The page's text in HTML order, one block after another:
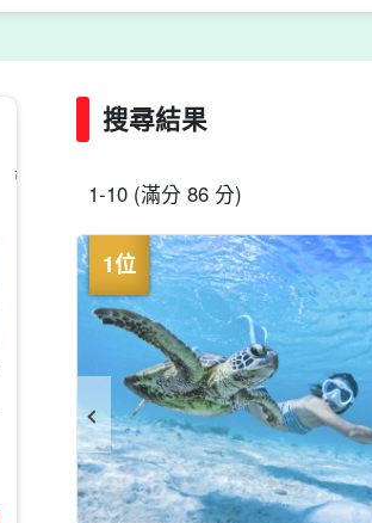
可當天預約
搜索
搜尋結果
1-10 (滿分 86 分)